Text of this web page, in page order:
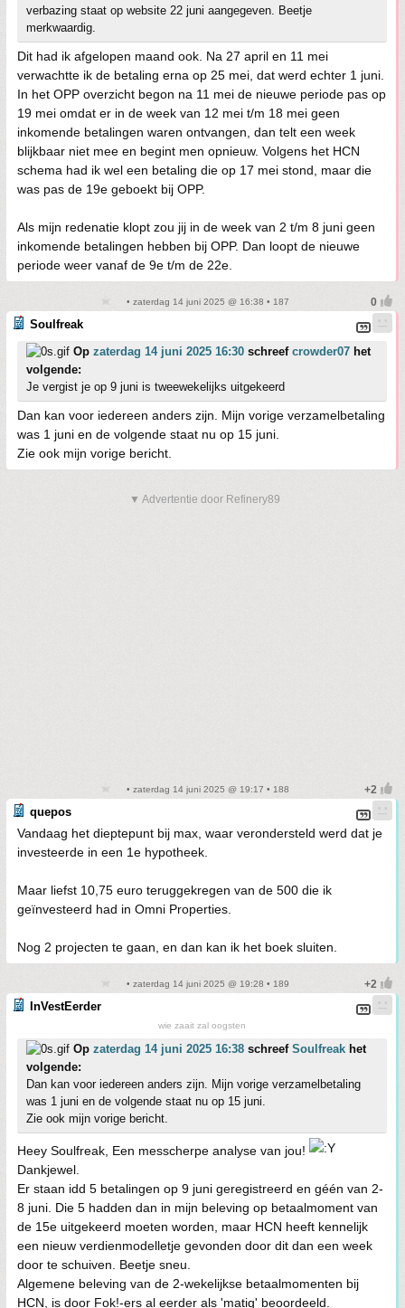
verbazing staat op website 22 juni aangegeven. Beetje
merkwaardig.
Dit had ik afgelopen maand ook. Na 27 april en 11 mei
verwachtte ik de betaling erna op 25 mei, dat werd echter 1 juni.
In het OPP overzicht begon na 11 mei de nieuwe periode pas op
19 mei omdat er in de week van 12 mei t/m 18 mei geen
inkomende betalingen waren ontvangen, dan telt een week
blijkbaar niet mee en begint men opnieuw. Volgens het HCN
schema had ik wel een betaling die op 17 mei stond, maar die
was pas de 19e geboekt bij OPP.
Als mijn redenatie klopt zou jij in de week van 2 t/m 8 juni geen
inkomende betalingen hebben bij OPP. Dan loopt de nieuwe
periode weer vanaf de 9e t/m de 22e.
• zaterdag 14 juni 2025 @ 16:38 • 187
Soulfreak
Op zaterdag 14 juni 2025 16:30 schreef crowder07 het
volgende:
Je vergist je op 9 juni is tweewekelijks uitgekeerd
Dan kan voor iedereen anders zijn. Mijn vorige verzamelbetaling
was 1 juni en de volgende staat nu op 15 juni.
Zie ook mijn vorige bericht.
▼ Advertentie door Refinery89
• zaterdag 14 juni 2025 @ 19:17 • 188
quepos
Vandaag het dieptepunt bij max, waar verondersteld werd dat je
investeerde in een 1e hypotheek.
Maar liefst 10,75 euro teruggekregen van de 500 die ik
geïnvesteerd had in Omni Properties.
Nog 2 projecten te gaan, en dan kan ik het boek sluiten.
• zaterdag 14 juni 2025 @ 19:28 • 189
InVestEerder
wie zaait zal oogsten
Op zaterdag 14 juni 2025 16:38 schreef Soulfreak het
volgende:
Dan kan voor iedereen anders zijn. Mijn vorige verzamelbetaling
was 1 juni en de volgende staat nu op 15 juni.
Zie ook mijn vorige bericht.
Heey Soulfreak, Een messcherpe analyse van jou!
Dankjewel.
Er staan idd 5 betalingen op 9 juni geregistreerd en géén van 2-
8 juni. Die 5 hadden dan in mijn beleving op betaalmoment van
de 15e uitgekeerd moeten worden, maar HCN heeft kennelijk
een nieuw verdienmodelletje gevonden door dit dan een week
door te schuiven. Beetje sneu.
Algemene beleving van de 2-wekelijkse betaalmomenten bij
HCN, is door Fok!-ers al eerder als 'matig' beoordeeld.